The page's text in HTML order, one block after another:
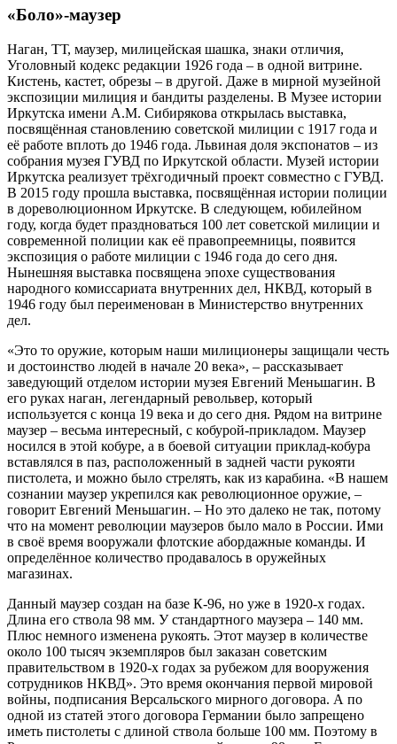
«Боло»-маузер
Наган, ТТ, маузер, милицейская шашка, знаки отличия,
Уголовный кодекс редакции 1926 года – в одной витрине.
Кистень, кастет, обрезы – в другой. Даже в мирной музейной
экспозиции милиция и бандиты разделены. В Музее истории
Иркутска имени А.М. Сибирякова открылась выставка,
посвящённая становлению советской милиции с 1917 года и
её работе вплоть до 1946 года. Львиная доля экспонатов – из
собрания музея ГУВД по Иркутской области. Музей истории
Иркутска реализует трёхгодичный проект со­вместно с ГУВД.
В 2015 году прошла выставка, посвящённая истории полиции
в дореволюционном Иркутске. В следующем, юбилейном
году, когда будет праздноваться 100 лет советской милиции и
современной полиции как её правопреемницы, появится
экспозиция о работе милиции с 1946 года до сего дня.
Нынешняя выставка посвящена эпохе существования
народного комиссариата внутренних дел, НКВД, который в
1946 году был переименован в Министерство внутренних
дел.
«Это то оружие, которым наши милиционеры защищали честь
и достоинство людей в начале 20 века», – рассказывает
заведующий отделом истории музея Евгений Меньшагин. В
его руках наган, легендарный револьвер, который
используется с конца 19 века и до сего дня. Рядом на витрине
маузер – весьма интересный, с кобурой-прикладом. Маузер
носился в этой кобуре, а в боевой ситуации приклад-кобура
вставлялся в паз, расположенный в задней части рукояти
пистолета, и можно было стрелять, как из карабина. «В нашем
сознании маузер укрепился как революционное оружие, –
говорит Евгений Меньшагин. – Но это далеко не так, потому
что на момент революции маузеров было мало в России. Ими
в своё время вооружали флотские абордажные команды. И
определённое количество продавалось в оружейных
магазинах.
Данный маузер создан на базе К-96, но уже в 1920-х годах.
Длина его ствола 98 мм. У стандартного маузера – 140 мм.
Плюс немного изменена рукоять. Этот маузер в количестве
около 100 тысяч экземпляров был заказан советским
правительством в 1920-х годах за рубежом для вооружения
сотрудников НКВД». Это время окончания первой мировой
войны, подписания Версальского мирного договора. А по
одной из статей этого договора Германии было запрещено
иметь пистолеты с длиной ствола больше 100 мм. Поэтому в